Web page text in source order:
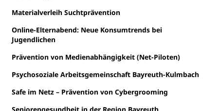
Materialverleih Suchtprävention
Online-Elternabend: Neue Konsumtrends bei
Jugendlichen
Prävention von Medienabhängigkeit (Net-Piloten)
Psychosoziale Arbeitsgemeinschaft Bayreuth-Kulmbach
Safe im Netz – Prävention von Cybergrooming